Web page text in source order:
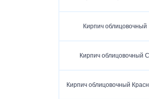
Кирпич облицовочный
Кирпич облицовочный
Кирпич облицовочный